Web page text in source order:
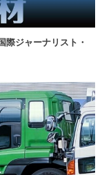
際ジャーナリスト・